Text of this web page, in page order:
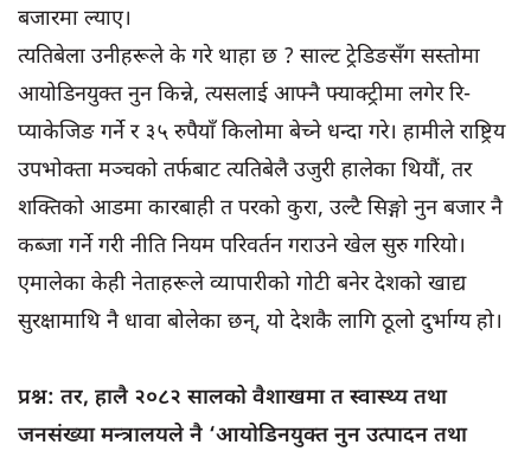
बजारमा ल्याए।
त्यतिबेला उनीहरूले के गरे थाहा छ ? साल्ट ट्रेडिङसँग सस्तोमा
आयोडिनयुक्त नुन किन्ने, त्यसलाई आफ्नै फ्याक्ट्रीमा लगेर रि-
प्याकेजिङ गर्ने र ३५ रुपैयाँ किलोमा बेच्ने धन्दा गरे। हामीले राष्ट्रिय
उपभोक्ता मञ्चको तर्फबाट त्यतिबेलै उजुरी हालेका थियौं, तर
शक्तिको आडमा कारबाही त परको कुरा, उल्टै सिङ्गो नुन बजार नै
कब्जा गर्ने गरी नीति नियम परिवर्तन गराउने खेल सुरु गरियो।
एमालेका केही नेताहरूले व्यापारीको गोटी बनेर देशको खाद्य
सुरक्षामाथि नै धावा बोलेका छन्, यो देशकै लागि ठूलो दुर्भाग्य हो।
प्रश्न: तर, हालै २०८२ सालको वैशाखमा त स्वास्थ्य तथा
जनसंख्या मन्त्रालयले नै ‘आयोडिनयुक्त नुन उत्पादन तथा